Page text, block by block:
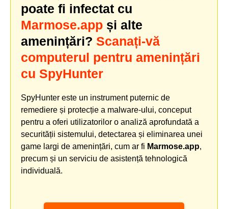
poate fi infectat cu
Marmose.app și alte
amenințări? Scanați-vă
computerul pentru amenințări
cu SpyHunter
SpyHunter este un instrument puternic de
remediere și protecție a malware-ului, conceput
pentru a oferi utilizatorilor o analiză aprofundată a
securității sistemului, detectarea și eliminarea unei
game largi de amenințări, cum ar fi Marmose.app,
precum și un serviciu de asistență tehnologică
individuală.